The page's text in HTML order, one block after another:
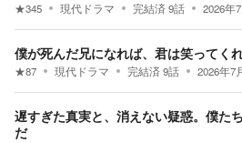
★345 現代ドラマ 完結済9話 2026年
僕が死んだ兄になれば、君は笑ってく
★87 現代ドラマ 完結済9話 2026年7
遅すぎた真実と、消えない疑惑。僕た
だ